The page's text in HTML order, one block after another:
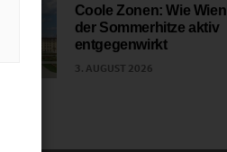
Coole Zonen: Wie Wien
der Sommerhitze aktiv
entgegenwirkt
3. AUGUST 2026